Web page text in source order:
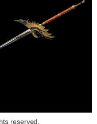
reserved.